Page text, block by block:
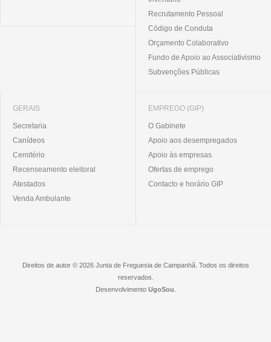
Recrutamento Pessoal
Código de Conduta
Orçamento Colaborativo
Fundo de Apoio ao Associativismo
Subvenções Públicas
GERAIS
Secretaria
Canídeos
Cemitério
Recenseamento eleitoral
Atestados
Venda Ambulante
EMPREGO (GIP)
O Gabinete
Apoio aos desempregados
Apoio às empresas
Ofertas de emprego
Contacto e horário GIP
Direitos de autor © 2026 Junta de Freguesia de Campanhã. Todos os direitos
reservados.
Desenvolvimento UgoSou